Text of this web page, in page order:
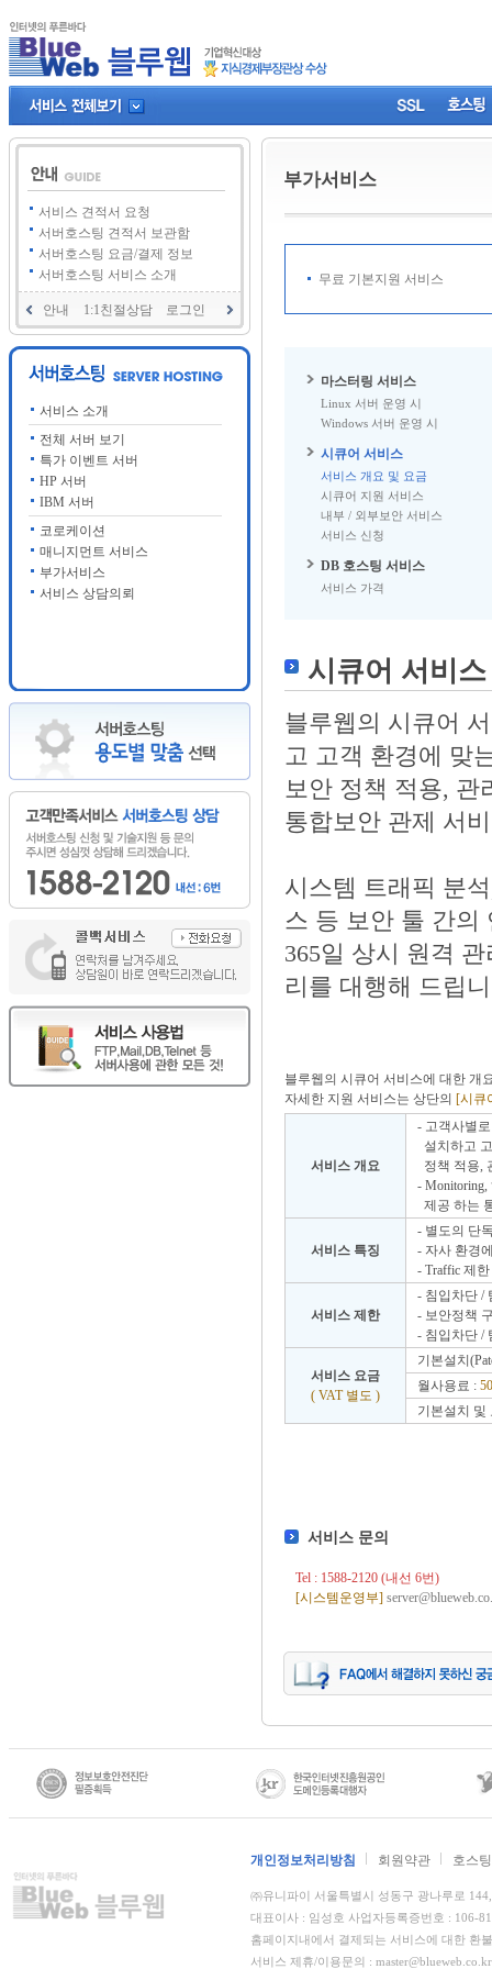
서비스 견적서 요청
서버호스팅 견적서 보관함
서버호스팅 요금/결제 정보
서버호스팅 서비스 소개
안내 1:1친절상담 로그인
서비스 소개
전체 서버 보기
특가 이벤트 서버
HP 서버
IBM 서버
코로케이션
매니지먼트 서비스
부가서비스
서비스 상담의뢰
부가서비스
무료 기본지원 서비스
마스터링 서비스
Linux 서버 운영 시
Windows 서버 운영 시
시큐어 서비스
서비스 개요 및 요금
시큐어 지원 서비스
내부 / 외부보안 서비스
서비스 신청
DB 호스팅 서비스
서비스 가격
시큐어 서비
블루웹의 시큐어
고 고객 환경에 맞
보안 정책 적용, 관
통합보안 관제 서
시스템 트래픽 분
스 등 보안 툴 간의
365일 상시 원격
리를 대행해 드립
블루웹의 시큐어 서비스에 대한 개
자세한 지원 서비스는 상단의 [시큐
서비스 개요
- 고객사별
설치하고
정책 적용,
-
제공 하는
서비스 특징
- 별도의 단
- 자사 환경
- Traffic 제
서비스 제한
- 침입차단 /
- 보안정책
- 침입차단 /
서비스 요금
( VAT 별도 )
기본설치
월사용료 :
기본설치 및
서비스 문의
Tel : 1588-2120 (내선 6번)
[시스템운영부]
개인정보처리방침 회원약관 호스
㈜유니파이 서울특별시 성동구 광나루로
대표이사 : 임성호 사업자등록증번호 : 106-
홈페이지내에서 결제되는 서비스에 대한 환
서비스 제휴/이용문의 : master@blueweb.co.kr